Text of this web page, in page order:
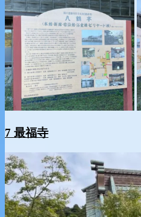
7 最福寺